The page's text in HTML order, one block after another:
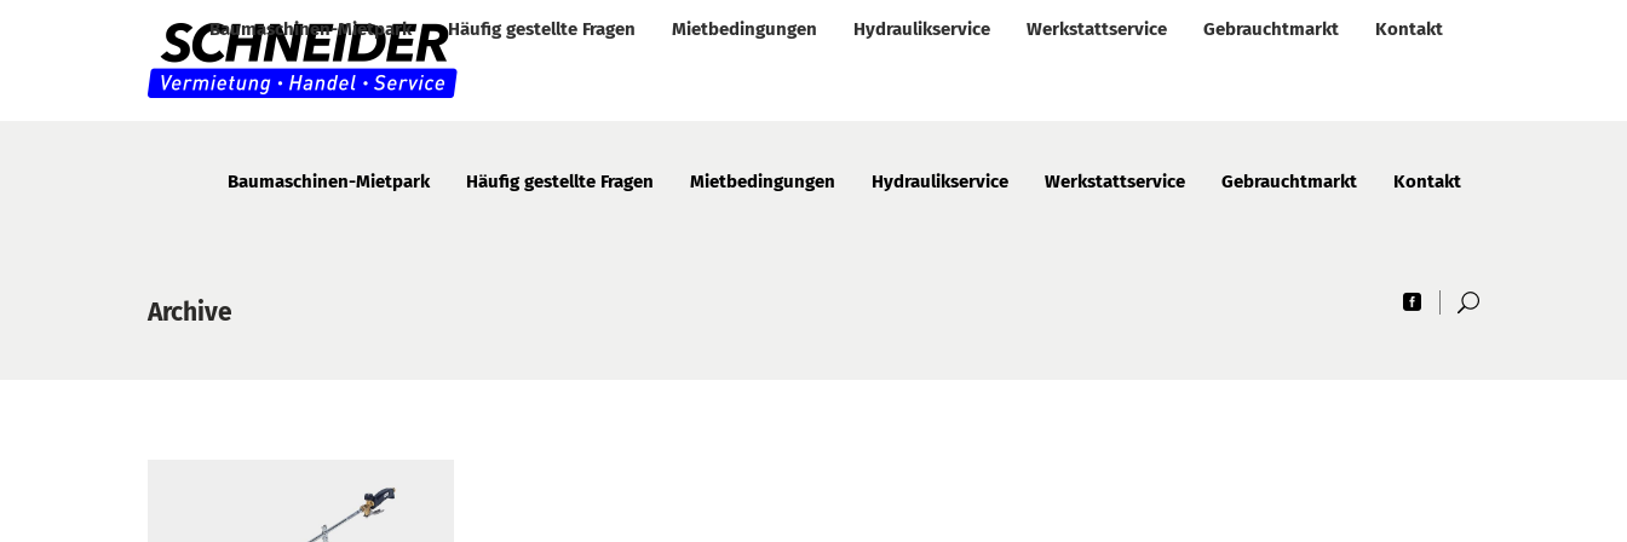
Baumaschinen-Mietpark Häufig gestellte Fragen Mietbedingungen Hydraulikservice Werkstattservice Gebrauchtmarkt Kontakt
Baumaschinen-Mietpark Häufig gestellte Fragen Mietbedingungen Hydraulikservice Werkstattservice Gebrauchtmarkt Kontakt
Archive